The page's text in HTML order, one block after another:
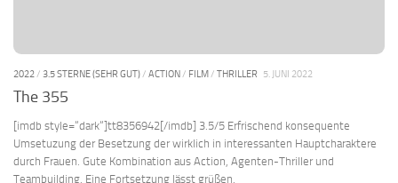
2022 / 3.5 STERNE (SEHR GUT) / ACTION / FILM / THRILLER 5. JUNI 2022
The 355
[imdb style=“dark“]tt8356942[/imdb] 3.5/5 Erfrischend konsequente
Umsetuzung der Besetzung der wirklich in interessanten Hauptcharaktere
durch Frauen. Gute Kombination aus Action, Agenten-Thriller und
Teambuilding. Eine Fortsetzung lässt grüßen.